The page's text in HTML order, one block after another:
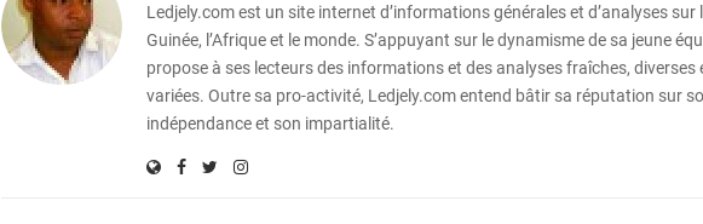
Ledjely.com est un site internet d’informations générales et d’analyses sur
Guinée, l’Afrique et le monde. S’appuyant sur le dynamisme de sa jeune
propose à ses lecteurs des informations et des analyses fraîches, diverses
variées. Outre sa pro-activité, Ledjely.com entend bâtir sa réputation sur
indépendance et son impartialité.